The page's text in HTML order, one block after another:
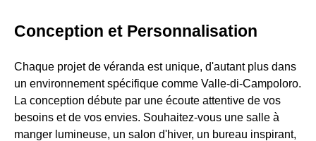
Conception et Personnalisation
Chaque projet de véranda est unique, d'autant plus dans
un environnement spécifique comme Valle-di-Campoloro.
La conception débute par une écoute attentive de vos
besoins et de vos envies. Souhaitez-vous une salle à
manger lumineuse, un salon d'hiver, un bureau inspirant,